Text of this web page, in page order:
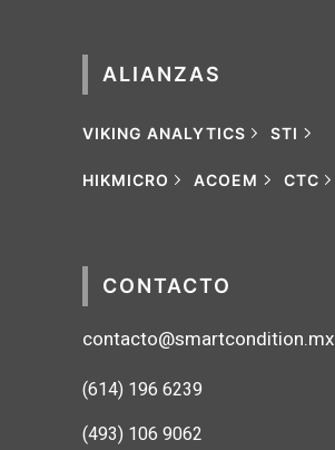
ALIANZAS
VIKING ANALYTICS STI
HIKMICRO ACOEM CTC
CONTACTO
contacto@smartcondition.mx
(614) 196 6239
(493) 106 9062